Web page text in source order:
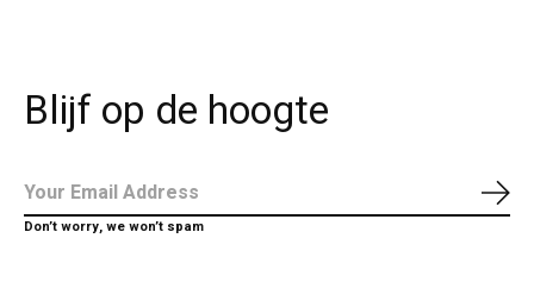
Blijf op de hoogte
Don’t worry, we won’t spam